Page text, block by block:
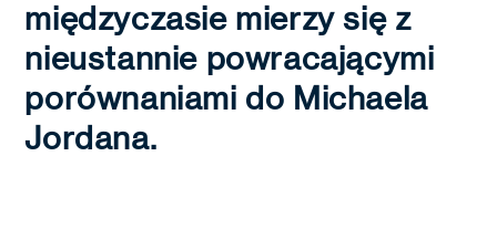
międzyczasie mierzy się z
nieustannie powracającymi
porównaniami do Michaela
Jordana.